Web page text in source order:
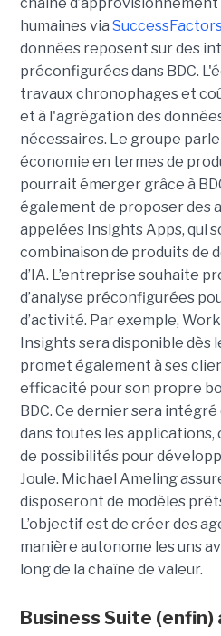
chaîne
humaines via
données reposent sur des
préconfigurées dans BDC.
travaux chronophages et
et à l'agrégation des
nécessaires. Le groupe
économie en termes de
pourrait émerger grâce à
également de proposer des
appelées Insights Apps, qui
combinaison de produits de
d’IA. L’entreprise souhaite
d’analyse préconfigurées
d’activité. Par exemple,
Insights sera disponible dès
promet également à ses
efficacité pour son propre
BDC. Ce dernier sera
dans toutes les
de possibilités pour
Joule. Michael Ameling
disposeront de modèles
L’objectif est de créer des
manière autonome les uns
long de la chaîne de valeur.
Business Suite (enfin)